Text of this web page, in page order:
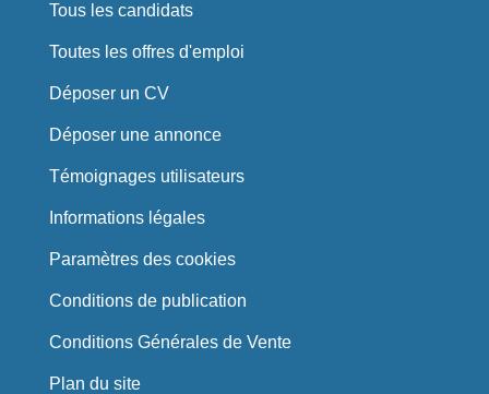
Tous les candidats
Toutes les offres d'emploi
Déposer un CV
Déposer une annonce
Témoignages utilisateurs
Informations légales
Paramètres des cookies
Conditions de publication
Conditions Générales de Vente
Plan du site